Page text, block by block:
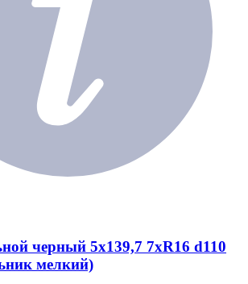
черный 5x139,7 7xR16 d110
мелкий)